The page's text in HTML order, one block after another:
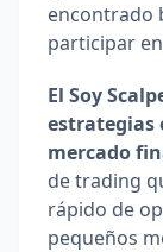
encontrado
participar
El Soy
estrategias
mercado
de trading
rápido de
pequeños